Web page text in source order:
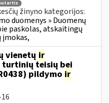
žinyno kategorijos:
duomenys » Duomenų
paskolas, atskaitingų
įmokas,
vienetų ir
turtinių teisių bei
pildymo ir